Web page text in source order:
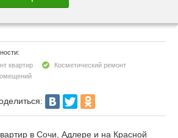
квартир
Косметический ремонт
в Сочи, Адлере и на Красной